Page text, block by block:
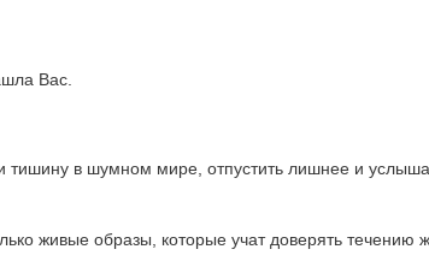
Вас.
тишину в шумном мире, отпустить лишнее и
живые образы, которые учат доверять течению